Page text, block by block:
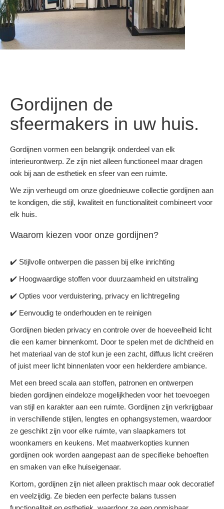
Gordijnen de
sfeermakers in uw huis.
Gordijnen vormen een belangrijk onderdeel van elk
interieurontwerp. Ze zijn niet alleen functioneel maar dragen
ook bij aan de esthetiek en sfeer van een ruimte.
We zijn verheugd om onze gloednieuwe collectie gordijnen aan
te kondigen, die stijl, kwaliteit en functionaliteit combineert voor
elk huis.
Waarom kiezen voor onze gordijnen?
✔️ Stijlvolle ontwerpen die passen bij elke inrichting
✔️ Hoogwaardige stoffen voor duurzaamheid en uitstraling
✔️ Opties voor verduistering, privacy en lichtregeling
✔️ Eenvoudig te onderhouden en te reinigen
Gordijnen bieden privacy en controle over de hoeveelheid licht
die een kamer binnenkomt. Door te spelen met de dichtheid en
het materiaal van de stof kun je een zacht, diffuus licht creëren
of juist meer licht binnenlaten voor een helderdere ambiance.
Met een breed scala aan stoffen, patronen en ontwerpen
bieden gordijnen eindeloze mogelijkheden voor het toevoegen
van stijl en karakter aan een ruimte. Gordijnen zijn verkrijgbaar
in verschillende stijlen, lengtes en ophangsystemen, waardoor
ze geschikt zijn voor elke ruimte, van slaapkamers tot
woonkamers en keukens. Met maatwerkopties kunnen
gordijnen ook worden aangepast aan de specifieke behoeften
en smaken van elke huiseigenaar.
Kortom, gordijnen zijn niet alleen praktisch maar ook decoratief
en veelzijdig. Ze bieden een perfecte balans tussen